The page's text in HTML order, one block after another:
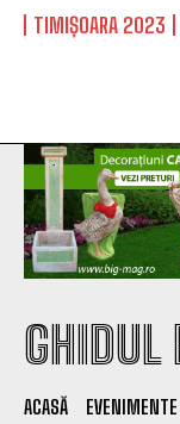
TIMIȘOARA 2023
GHIDUL
ACASĂ EVENIMENTE